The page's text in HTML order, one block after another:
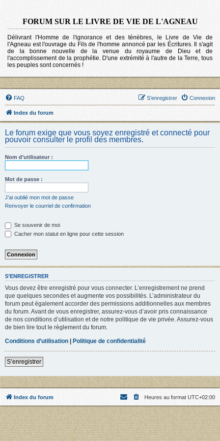
FORUM SUR LE LIVRE DE VIE DE L'AGNEAU
Délivrant l'Homme de l'ignorance et des ténèbres, le Livre de Vie de
l'Agneau est l'ouvrage du Fils de l'homme annoncé par les Écritures. Il s'agit
de la bonne nouvelle de la venue du royaume de Dieu et de
l'accomplissement de la prophétie. D'une extrémité à l'autre de la Terre, tous
les peuples sont concernés !
FAQ Connexion
S’enregistrer
Index du forum
Le forum exige que vous soyez enregistré et connecté pour
pouvoir consulter le profil des membres.
Nom d’utilisateur :
Mot de passe :
J’ai oublié mon mot de passe
Renvoyer le courriel de confirmation
Se souvenir de moi
Cacher mon statut en ligne pour cette session
S’ENREGISTRER
Vous devez être enregistré pour vous connecter. L’enregistrement ne prend
que quelques secondes et augmente vos possibilités. L’administrateur du
forum peut également accorder des permissions additionnelles aux membres
du forum. Avant de vous enregistrer, assurez-vous d’avoir pris connaissance
de nos conditions d’utilisation et de notre politique de vie privée. Assurez-vous
de bien lire tout le règlement du forum.
Conditions d’utilisation | Politique de confidentialité
S’enregistrer
Index du forum Heures au format UTC+02:00